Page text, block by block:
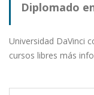
Diplomado
Universidad DaVinci
cursos libres más